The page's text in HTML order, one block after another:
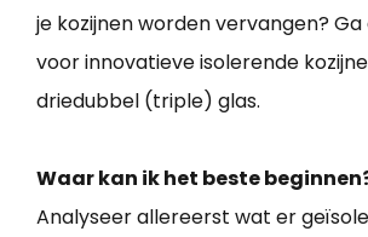
je kozijnen worden vervangen?
voor innovatieve isolerende
driedubbel (triple) glas.
Waar kan ik het beste
Analyseer allereerst wat er